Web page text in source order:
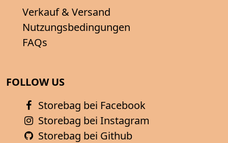
Verkauf & Versand
Nutzungsbedingungen
FAQs
FOLLOW US
Storebag bei Facebook
Storebag bei Instagram
Storebag bei Github